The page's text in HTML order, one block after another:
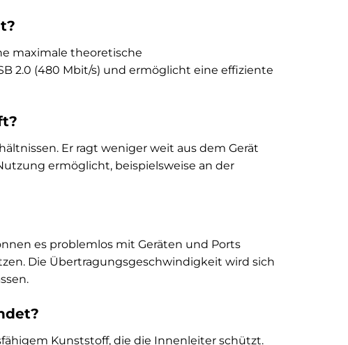
maximale theoretische
2.0 (480 Mbit/s) und ermöglicht eine effiziente
Er ragt weniger weit aus dem Gerät
ermöglicht, beispielsweise an der
es problemlos mit Geräten und Ports
Die Übertragungsgeschwindigkeit wird sich
Kunststoff, die die Innenleiter schützt.